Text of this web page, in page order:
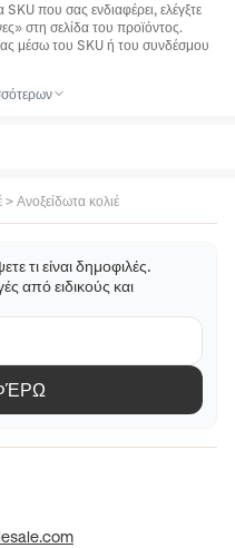
SKU που σας ενδιαφέρει, ελέγξτε
στη σελίδα του προϊόντος.
μέσω του SKU ή του συνδέσμου
> Ανοξείδωτα κολιέ
τι είναι δημοφιλές.
από ειδικούς και